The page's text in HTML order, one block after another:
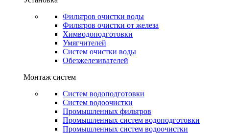
Фильтров очистки воды
Фильтров очистки от железа
Химводоподготовки
Умягчителей
Систем очистки воды
Обезжелезивателей
Монтаж систем
Систем водоподготовки
Систем водоочистки
Промышленных фильтров
Промышленных систем водоподготовки
Промышленных систем водоочистки